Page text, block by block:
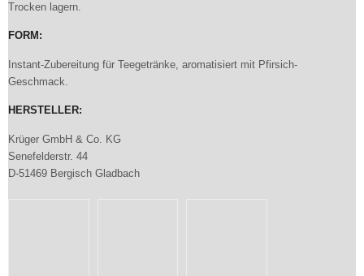
Trocken lagern.
FORM:
Instant-Zubereitung für Teegetränke, aromatisiert mit Pfirsich-
Geschmack.
HERSTELLER:
Krüger GmbH & Co. KG
Senefelderstr. 44
D-51469 Bergisch Gladbach